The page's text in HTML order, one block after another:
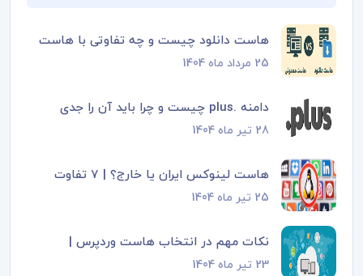
هاست دانلود چیست و چه تفاوتی با هاست
معمولی دارد؟
25 مرداد ماه 1404
دامنه .plus چیست و چرا باید آن را جدی
گرفت؟
28 تیر ماه 1404
هاست لینوکس ایران یا خارج؟ | ۷ تفاوت
هاست لینوکس...
25 تیر ماه 1404
نکات مهم در انتخاب هاست وردپرس |
راهنمای جامع و...
23 تیر ماه 1404